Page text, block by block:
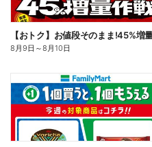
8月9日 ～8月10日